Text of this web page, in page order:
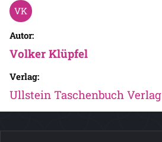
Autor:
Volker Klüpfel
Verlag:
Ullstein Taschenbuch Verlag